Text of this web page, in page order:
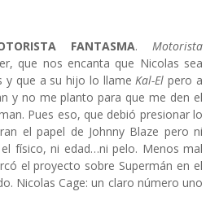
FANTASMA. Motorista
que nos encanta que Nicolas sea
y que a su hijo lo llameKal-El pero a
y no me planto para que me den el
Pues eso, que debió presionar lo
el papel de Johnny Blaze pero ni
físico, ni edad…ni pelo. Menos mal
el proyecto sobre Supermán en el
Nicolas Cage: un claro número uno